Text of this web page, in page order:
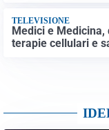
TELEVISIONE
Medici e
terapie cellulari e